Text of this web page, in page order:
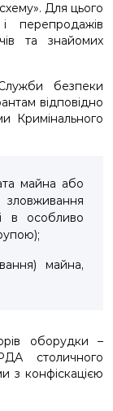
Для цього
перепродажів
та знайомих
безпеки
відповідно
Кримінального
майна або
в особливо
майна,
оборудки –
столичного
з конфіскацією